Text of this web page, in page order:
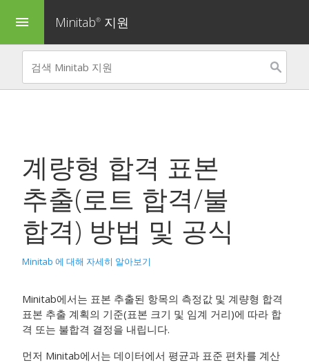
menu Minitab® 지원
계량형 합격 표본
추출(로트 합격/불
합격) 방법 및 공식
Minitab 에 대해 자세히 알아보기
Minitab에서는 표본 추출된 항목의 측정값 및 계량형 합격
표본 추출 계획의 기준(표본 크기 및 임계 거리)에 따라 합
격 또는 불합격 결정을 내립니다.
먼저 Minitab에서는 데이터에서 평균과 표준 편차를 계산